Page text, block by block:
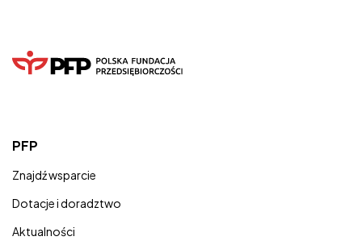
PFP
Znajdź wsparcie
Dotacje i doradztwo
Aktualności